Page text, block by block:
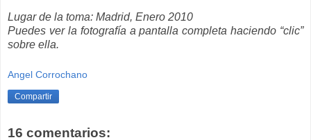
Lugar de la toma: Madrid, Enero 2010
Puedes ver la fotografía a pantalla completa haciendo “clic”
sobre ella.
Angel Corrochano
Compartir
16 comentarios: